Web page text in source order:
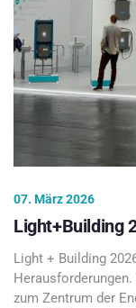
07. März 2026
Light+Building
Light + Building
zum Zentrum der